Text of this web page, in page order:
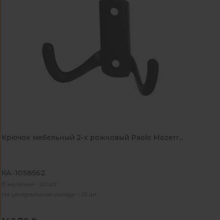
Крючок мебельный 2-х рожковый Paolo Mozerr...
КА-1058562
В наличии - 20 шт
На центральном складе - 25 шт